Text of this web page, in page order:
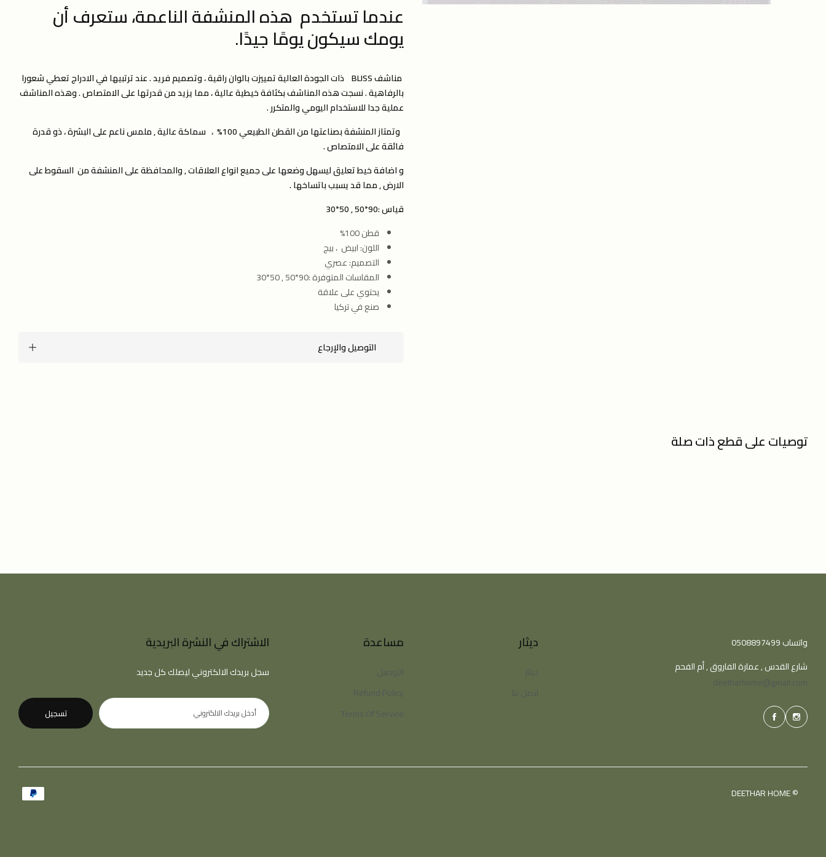
عندما تستخدم هذه المنشفة الناعمة، ستعرف أن
يومك سيكون يومًا جيدًا.
مناشف BLISS ذات الجودة العالية تمييزت بالوان راقية ، وتصميم فريد . عند ترتبيها في الادراج تعطي شعورا
بالرفاهية . نسجت هذه المناشف بكثافة خيطية عالية ، مما يزيد من قدرتها على الامتصاص . وهذه المناشف
عملية جدا للاستخدام اليومي والمتكرر .
وتمتاز المنشفة بصناعتها من القطن الطبيعي 100% ، سماكة عالية , ملمس ناعم على البشرة ، ذو قدرة
فائقة على الامتصاص .
و اضافة خيط تعليق ليسهل وضعها على جميع انواع العلاقات , والمحافظة على المنشفة من السقوط على
الارض , مما قد يسبب باتساخها .
قياس :90*50 , 50*30
قطن 100%
اللون: ابيض ، بيج
التصميم: عصري
المقاسات المتوفرة :90*50 , 50*30
يحتوي على علاقة
صنع في تركيا
التوصيل والإرجاع
توصيات على قطع ذات صلة
واتساب 0508897499
شارع القدس , عمارة الفاروق , أم الفحم
ديثار مساعدة الاشتراك في النشرة البريدية
سجل بريدك الالكتروني ليصلك كل جديد
تسجيل
© DEETHAR HOME